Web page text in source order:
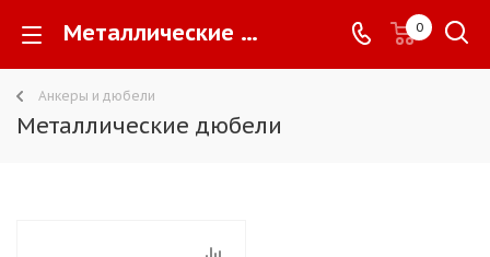
Металлические дюбели - 0
Анкеры и дюбели
Металлические дюбели